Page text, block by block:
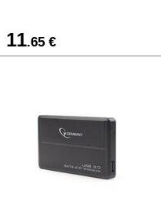
11.65 €